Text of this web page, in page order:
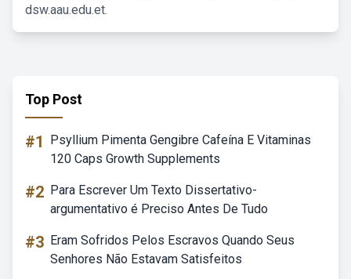
dsw.aau.edu.et.
Top Post
#1
Psyllium Pimenta Gengibre Cafeína E Vitaminas
120 Caps Growth Supplements
#2 Para Escrever Um Texto Dissertativo-
argumentativo é Preciso Antes De Tudo
#3 Eram Sofridos Pelos Escravos Quando Seus
Senhores Não Estavam Satisfeitos